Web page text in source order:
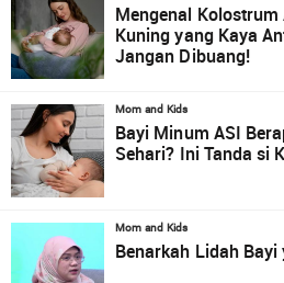
Mengenal
Kuning yang Kaya
Jangan Dibuang!
Mom and Kids
Bayi Minum ASI
Sehari? Ini Tanda si
Mom and Kids
Benarkah Lidah